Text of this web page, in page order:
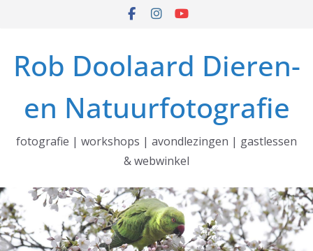
inhoud
Rob Doolaard Dieren-
en Natuurfotografie
fotografie | workshops | avondlezingen | gastlessen
& webwinkel